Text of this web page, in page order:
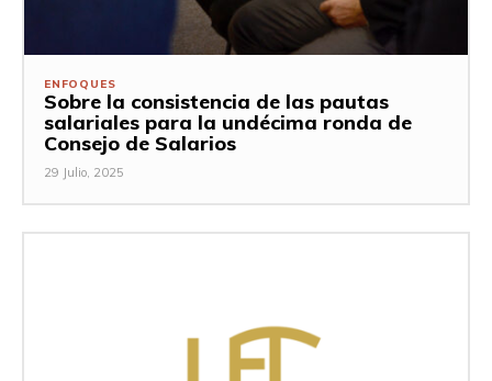
ENFOQUES
Sobre la consistencia de las pautas
salariales para la undécima ronda de
Consejo de Salarios
29 Julio, 2025